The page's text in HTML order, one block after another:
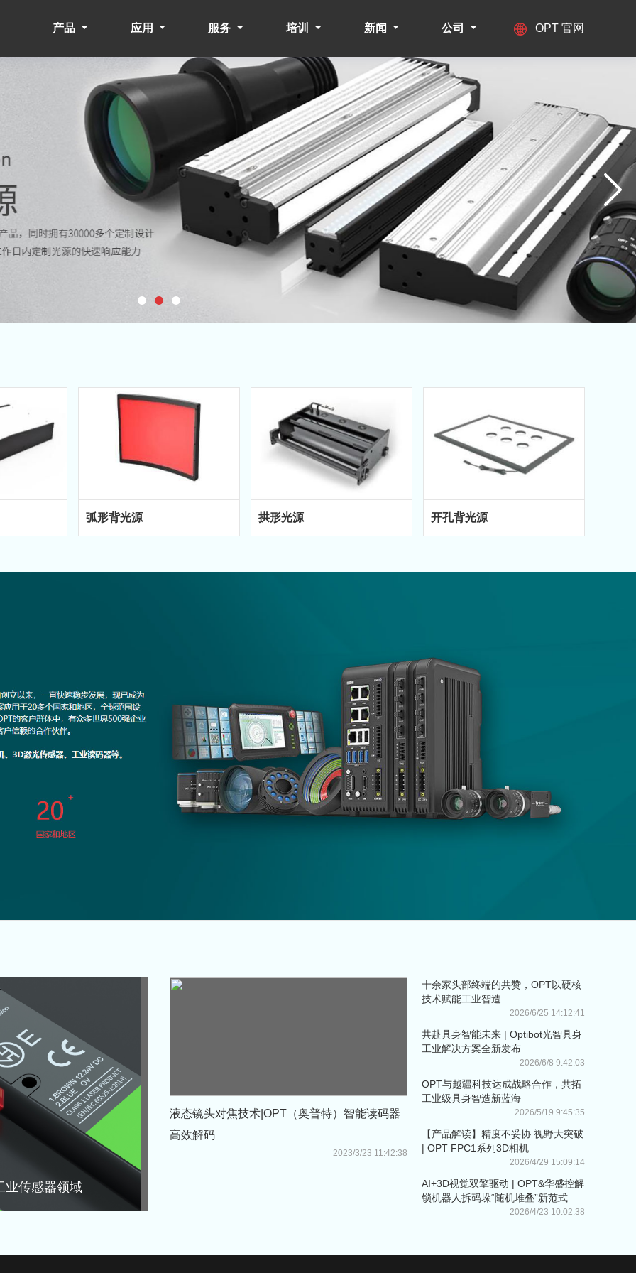
产品 应用 服务 培训 新闻 公司 OPT 官网
弧形背光源 拱形光源 开孔背光源
业传感器领域
液态镜头对焦技术|OPT（奥普特）智能读码器
高效解码
2023/3/23 11:42:38
十余家头部终端的共赞，OPT以硬核
技术赋能工业智造
2026/6/25 14:12:41
共赴具身智能未来 | Optibot光智具身
工业解决方案全新发布
2026/6/8 9:42:03
OPT与越疆科技达成战略合作，共拓
工业级具身智造新蓝海
2026/5/19 9:45:35
【产品解读】精度不妥协 视野大突破
| OPT FPC1系列3D相机
2026/4/29 15:09:14
AI+3D视觉双擎驱动 | OPT&华盛控解
锁机器人拆码垛“随机堆叠”新范式
2026/4/23 10:02:38